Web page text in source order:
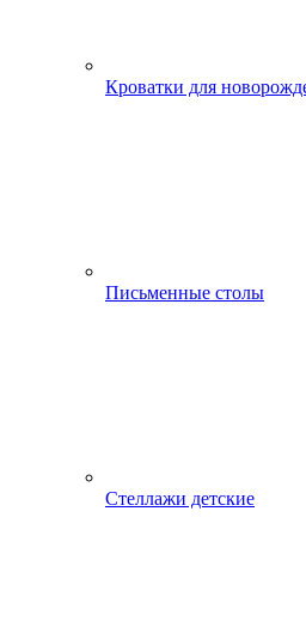
Кроватки для
Письменные столы
Стеллажи детские